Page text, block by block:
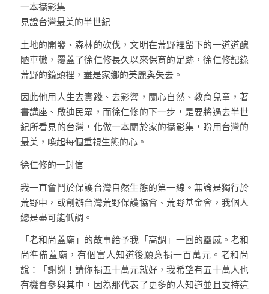
一本攝影集
見證台灣最美的半世紀
土地的開發、森林的砍伐，文明在荒野裡留下的一道道醜
陋車轍，覆蓋了徐仁修長久以來保育的足跡，徐仁修記錄
荒野的鏡頭裡，盡是家鄉的美麗與失去。
因此他用人生去實踐、去影響，關心自然、教育兒童，著
書講座、啟迪民眾，而徐仁修的下一步，是要將過去半世
紀所看見的台灣，化做一本關於家的攝影集，盼用台灣的
最美，喚起每個重視生態的心。
徐仁修的一封信
我一直奮鬥於保護台灣自然生態的第一線。無論是獨行於
荒野中，或創辦台灣荒野保護協會、荒野基金會，我個人
總是盡可能低調。
「老和尚蓋廟」的故事給予我「高調」一回的靈感。老和
尚準備蓋廟，有個富人知道後願意捐一百萬元。老和尚
說：「謝謝！請你捐五十萬元就好，我希望有五十萬人也
有機會參與其中，因為那代表了更多的人知道並且支持這